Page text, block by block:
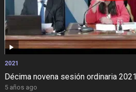
2021
Décima novena sesión ordinaria 2021
5 años ago